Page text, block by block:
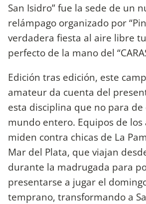
San Isidro” fue la sede de un
relámpago organizado por
verdadera fiesta al aire libre
perfecto de la mano del
Edición tras edición, este
amateur da cuenta del
esta disciplina que no para de
mundo entero. Equipos de los
miden contra chicas de La
Mar del Plata, que viajan
durante la madrugada para
presentarse a jugar el
temprano, transformando a